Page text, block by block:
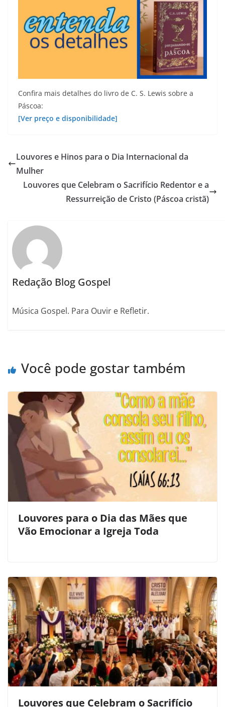
Confira mais detalhes do livro de C. S. Lewis sobre a
Páscoa:
[Ver preço e disponibilidade]
Louvores e Hinos para o Dia Internacional da
Mulher
Louvores que Celebram o Sacrifício Redentor e a
Ressurreição de Cristo (Páscoa cristã)
Redação Blog Gospel
Música Gospel. Para Ouvir e Refletir.
Você pode gostar também
Louvores para o Dia das Mães que
Vão Emocionar a Igreja Toda
Louvores que Celebram o Sacrifício